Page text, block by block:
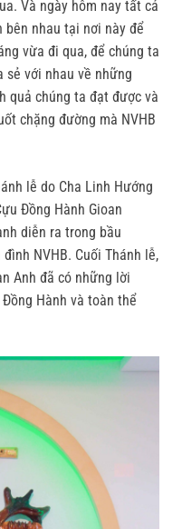
Và ngày hôm nay tất cả
bên nhau tại nơi này để
vừa đi qua, để chúng ta
sẻ với nhau về những
quả chúng ta đạt được và
chặng đường mà NVHB
lễ do Cha Linh Hướng
Đồng Hành Gioan
diễn ra trong bầu
NVHB. Cuối Thánh lễ,
Anh đã có những lời
Hành và toàn thể